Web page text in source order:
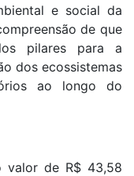
e social da
de que
pilares para a
dos ecossistemas
ao longo do
valor de R$ 43,58